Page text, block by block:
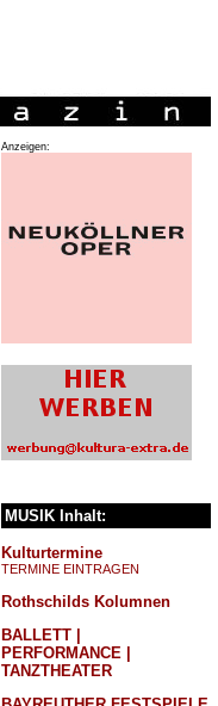
Anzeigen:
MUSIK Inhalt:
Kulturtermine
TERMINE EINTRAGEN
Rothschilds Kolumnen
BALLETT |
PERFORMANCE |
TANZTHEATER